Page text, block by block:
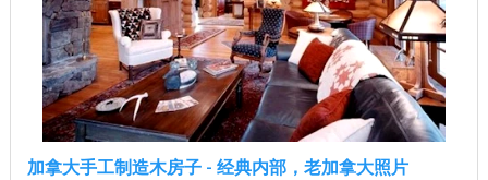
加拿大手工制造木房子 - 经典内部，老加拿大照片